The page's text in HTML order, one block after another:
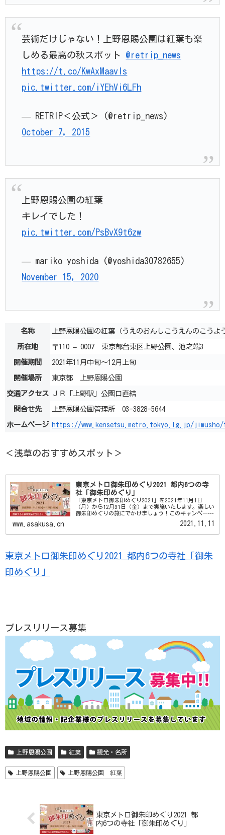
芸術だけじゃない！上野恩賜公園は紅葉も楽
しめる最高の秋スポット @retrip_news
https://t.co/KwAxMaavls
pic.twitter.com/iYEhVi6LFh
— RETRIP＜公式＞ (@retrip_news)
October 7, 2015
上野恩賜公園の紅葉
キレイでした！
pic.twitter.com/PsBvX9t6zw
— mariko yoshida (@yoshida30782655)
November 15, 2020
名称 上野恩賜公園の紅葉（うえのおんしこうえんのこうよ
所在地 〒110 – 0007 東京都台東区上野公園、池之端3
開催期間 2021年11月中旬～12月上旬
開催場所 東京都 上野恩賜公園
交通アクセス ＪＲ「上野駅」公園口直結
問合せ先 上野恩賜公園管理所 03-3828-5644
ホームページ https://www.kensetsu.metro.tokyo.lg.jp/
＜浅草のおすすめスポット＞
東京メトロ御朱印めぐり2021 都内6つの寺
社「御朱印めぐり」
「東京メトロ御朱印めぐり2021」を2021年11月1日
（月）から12月31日（金）まで実施いたします。楽しい
御朱印めぐりの旅にでかけましょう！このキャンペーン
では、沿線の浅草寺や湯島天満宮など都内6つの対象寺
www.asakusa.cn 2021.11.11
東京メトロ御朱印めぐり2021 都内6つの寺社「御朱
印めぐり」
プレスリリース募集
上野恩賜公園 紅葉 観光・名所
上野恩賜公園 上野恩賜公園 紅葉
東京メトロ御朱印めぐり2021 都
内6つの寺社「御朱印めぐり」